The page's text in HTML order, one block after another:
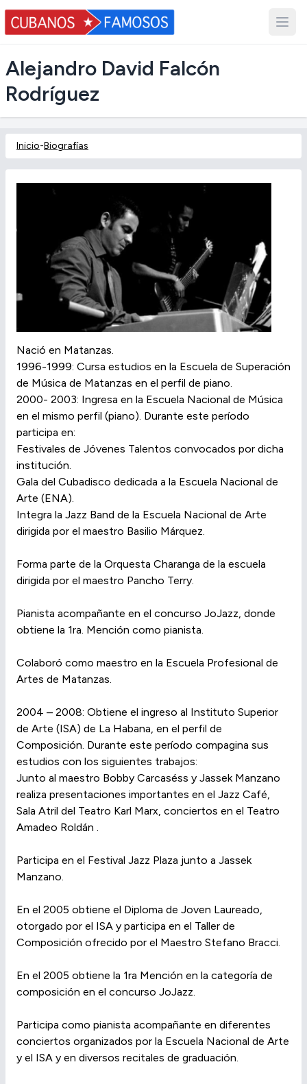
Alejandro David Falcón
Rodríguez
Inicio-Biografías
Nació en Matanzas.
1996-1999: Cursa estudios en la Escuela de Superación
de Música de Matanzas en el perfil de piano.
2000- 2003: Ingresa en la Escuela Nacional de Música
en el mismo perfil (piano). Durante este período
participa en:
Festivales de Jóvenes Talentos convocados por dicha
institución.
Gala del Cubadisco dedicada a la Escuela Nacional de
Arte (ENA).
Integra la Jazz Band de la Escuela Nacional de Arte
dirigida por el maestro Basilio Márquez.
Forma parte de la Orquesta Charanga de la escuela
dirigida por el maestro Pancho Terry.
Pianista acompañante en el concurso JoJazz, donde
obtiene la 1ra. Mención como pianista.
Colaboró como maestro en la Escuela Profesional de
Artes de Matanzas.
2004 – 2008: Obtiene el ingreso al Instituto Superior
de Arte (ISA) de La Habana, en el perfil de
Composición. Durante este período compagina sus
estudios con los siguientes trabajos:
Junto al maestro Bobby Carcaséss y Jassek Manzano
realiza presentaciones importantes en el Jazz Café,
Sala Atril del Teatro Karl Marx, conciertos en el Teatro
Amadeo Roldán .
Participa en el Festival Jazz Plaza junto a Jassek
Manzano.
En el 2005 obtiene el Diploma de Joven Laureado,
otorgado por el ISA y participa en el Taller de
Composición ofrecido por el Maestro Stefano Bracci.
En el 2005 obtiene la 1ra Mención en la categoría de
composición en el concurso JoJazz.
Participa como pianista acompañante en diferentes
conciertos organizados por la Escuela Nacional de Arte
y el ISA y en diversos recitales de graduación.